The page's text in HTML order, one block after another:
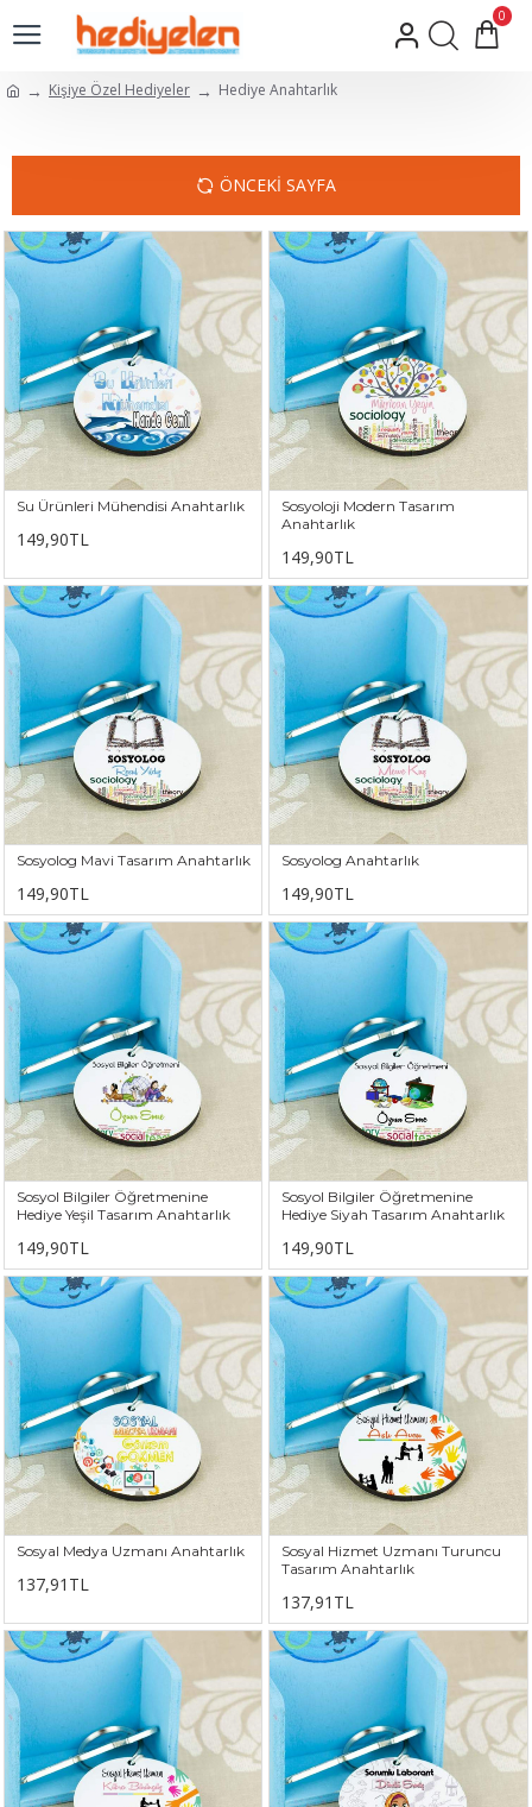
0
Kişiye Özel Hediyeler Hediye Anahtarlık
ÖNCEKI SAYFA
Su Ürünleri Mühendisi Anahtarlık
149,90TL
Sosyoloji Modern Tasarım
Anahtarlık
149,90TL
Sosyolog Mavi Tasarım Anahtarlık
149,90TL
Sosyolog Anahtarlık
149,90TL
Sosyol Bilgiler Öğretmenine
Hediye Yeşil Tasarım Anahtarlık
149,90TL
Sosyol Bilgiler Öğretmenine
Hediye Siyah Tasarım Anahtarlık
149,90TL
Sosyal Medya Uzmanı Anahtarlık
137,91TL
Sosyal Hizmet Uzmanı Turuncu
Tasarım Anahtarlık
137,91TL